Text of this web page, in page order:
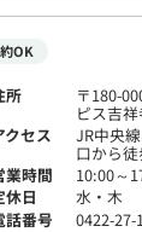
OK
所 〒180-
ピス吉
クセス
JR中央
口から
業時間
10:00～
休日
水・木
話番号
0422-27-